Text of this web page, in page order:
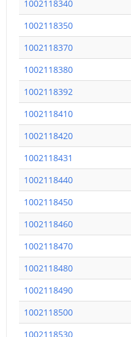
1002118340
1002118350
1002118370
1002118380
1002118392
1002118410
1002118420
1002118431
1002118440
1002118450
1002118460
1002118470
1002118480
1002118490
1002118500
1002118530